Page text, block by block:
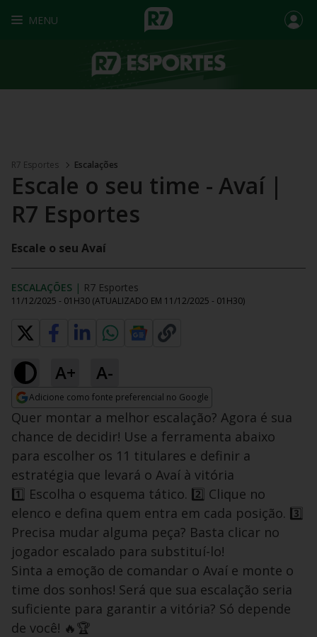
MENU
R7 Esportes Escalações
Escale o seu time - Avaí |
R7 Esportes
Escale o seu Avaí
ESCALAÇÕES | R7 Esportes
11/12/2025 - 01H30 (ATUALIZADO EM 11/12/2025 - 01H30)
A+ A-
Adicione como fonte preferencial no Google
Opens in new window
Quer montar a melhor escalação? Agora é sua
chance de decidir! Use a ferramenta abaixo
para escolher os 11 titulares e definir a
estratégia que levará o Avaí à vitória
1️⃣ Escolha o esquema tático. 2️⃣ Clique no
elenco e defina quem entra em cada posição. 3️⃣
Precisa mudar alguma peça? Basta clicar no
jogador escalado para substituí-lo!
Sinta a emoção de comandar o Avaí e monte o
time dos sonhos! Será que sua escalação seria
suficiente para garantir a vitória? Só depende
de você! 🔥🏆